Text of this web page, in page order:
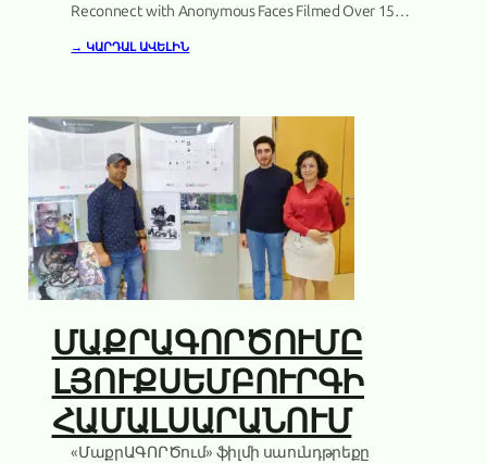
Reconnect with Anonymous Faces Filmed Over 15
producers of the documentary project Purification
→ ԿԱՐԴԱԼ ԱՎԵԼԻՆ
ՄԱՔՐԱԳՈՐԾՈՒՄԸ
ԼՅՈՒՔՍԵՄԲՈՒՐԳԻ
ՀԱՄԱԼՍԱՐԱՆՈՒՄ
«ՄաքրԱԳՈՐԾում» ֆիլմի սաունդթրեքը